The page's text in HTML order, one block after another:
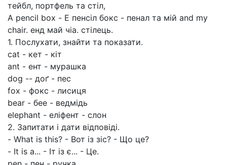
тейбл, портфель та стіл,
A pencil box - Е пенсіл бокс - пенал та мій and my
chair. енд май чіа. стілець.
1. Послухати, знайти та показати.
cat - кет - кіт
ant - ент - мурашка
dog -- доґ - пес
fox - фокс - лисиця
bear - бее - ведмідь
elephant - еліфент - слон
2. Запитати і дати відповіді.
- What is this? - Вот із зіс? - Що це?
- It is а... - Іт із є... - Це.